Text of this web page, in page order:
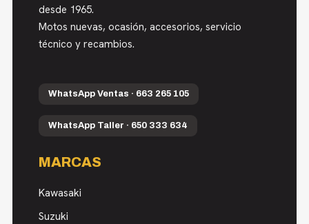
desde 1965.
Motos nuevas, ocasión, accesorios, servicio
técnico y recambios.
WhatsApp Ventas · 663 265 105
WhatsApp Taller · 650 333 634
MARCAS
Kawasaki
Suzuki